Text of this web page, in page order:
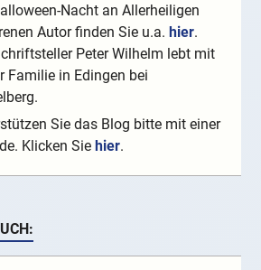
Nacht an Allerheiligen
Autor finden Sie u.a.hier.
Peter Wilhelm lebt mit
Familie in Edingen bei
Sie das Blog bitte mit einer
Klicken Siehier.